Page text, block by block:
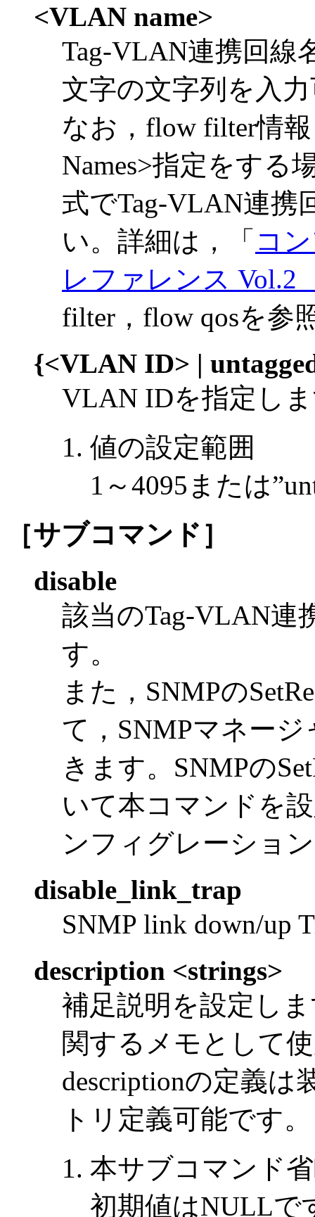
<VLAN name>
Tag-VLAN連携回線
文字の文字列を入
なお，flow filter情
Names>指定をする
式でTag-VLAN連携
い。詳細は，「 コ
レファレンス
filter，flow qosを参
{<VLAN ID> |
VLAN IDを指定し
値の設定範囲
1～4095または
［サブコマンド］
disable
該当のTag-VLAN連
す。
また，SNMPの
て，SNMPマネー
きます。SNMPの
いて本コマンドを
ンフィグレーショ
disable_link_trap
SNMP link down/up
description <strings>
補足説明を設定し
関するメモとして
descriptionの定義は
トリ定義可能です。
本サブコマンド
初期値はNULLで